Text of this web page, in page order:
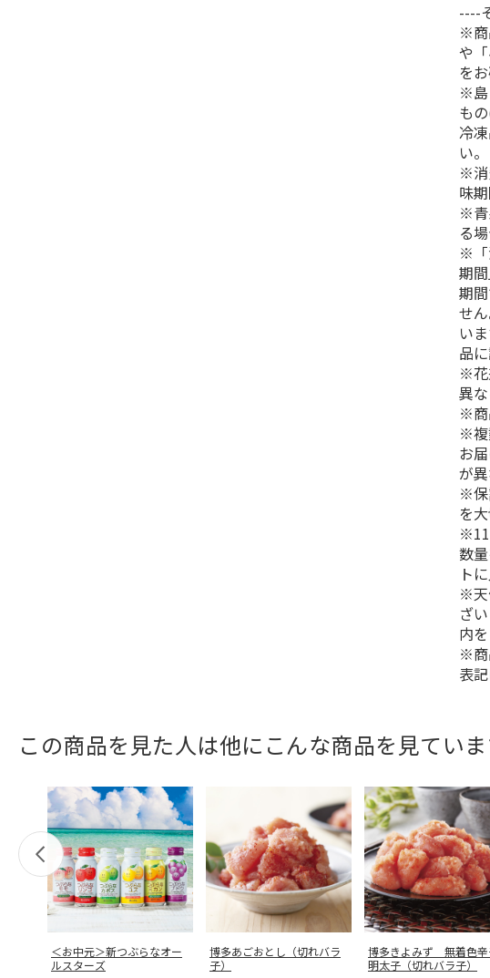
----
※商
や
を
※島
も
冷
い。
※消
味
※青
る
※「
期
期
せ
い
品
※花
異
※商
※複
お
が
※保
を
※11
数
ト
※天
ざ
内
※商
表
この商品を見た人は他にこんな商品を見ていま
＜お中元＞新つぶらなオー
ルスターズ
博多あごおとし（切れバラ
子）
博多きよみず 無着色辛
明太子（切れバラ子）